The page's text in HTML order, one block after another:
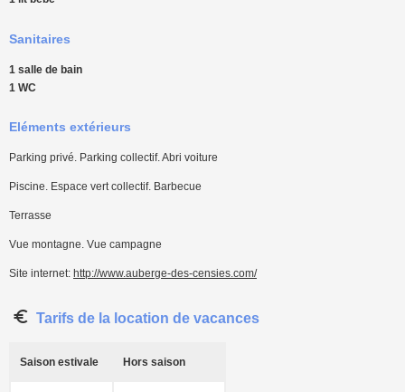
Sanitaires
1 salle de bain
1 WC
Eléments extérieurs
Parking privé. Parking collectif. Abri voiture
Piscine. Espace vert collectif. Barbecue
Terrasse
Vue montagne. Vue campagne
Site internet: http://www.auberge-des-censies.com/
Tarifs de la location de vacances
Saison estivale Hors saison